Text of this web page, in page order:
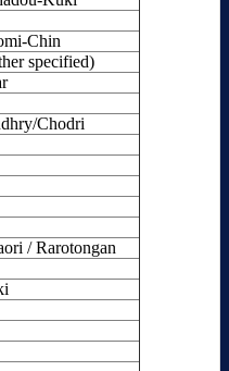
Chin
specified)
Chodri
/ Rarotongan